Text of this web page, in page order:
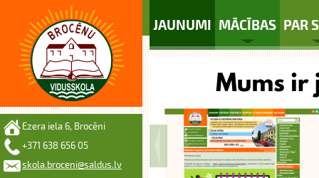
JAUNUMI MĀCĪBAS PAR
Ezera iela 6, Brocēni
+371 638 656 05
skola.broceni@saldus.lv